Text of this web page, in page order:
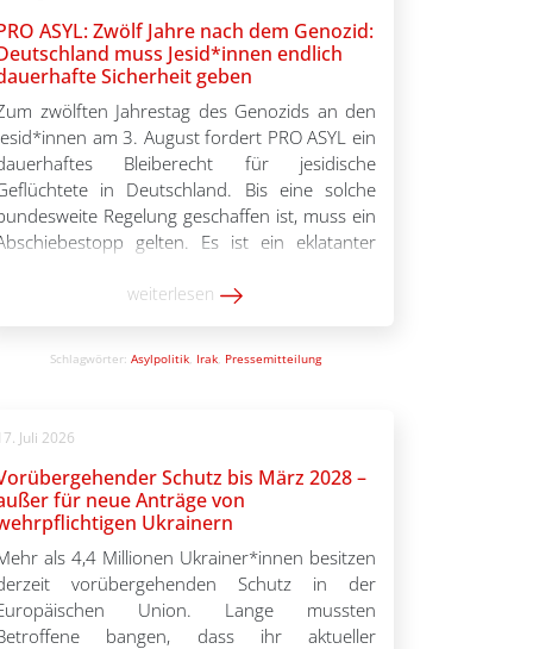
ASYL: Zwölf Jahre nach dem Genozid:
muss Jesid*innen endlich
Sicherheit geben
zwölften Jahrestag des Genozids an den
am 3. August fordert PRO ASYL ein
Bleiberecht für jesidische
in Deutschland. Bis eine solche
Regelung geschaffen ist, muss ein
gelten. Es ist ein eklatanter
Jesid*innen anzuerkennen und zugleich
weiterlesen
Schlagwörter: Asylpolitik, Irak, Pressemitteilung
Juli 2026
Schutz bis März 2028 –
für neue Anträge von
Ukrainern
als 4,4 Millionen Ukrainer*innen besitzen
vorübergehenden Schutz in der
Union. Lange mussten
bangen, dass ihr aktueller